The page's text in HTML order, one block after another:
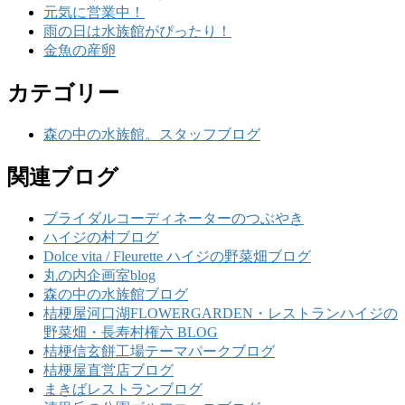
元気に営業中！
雨の日は水族館がぴったり！
金魚の産卵
カテゴリー
森の中の水族館。スタッフブログ
関連ブログ
ブライダルコーディネーターのつぶやき
ハイジの村ブログ
Dolce vita / Fleurette ハイジの野菜畑ブログ
丸の内企画室blog
森の中の水族館ブログ
桔梗屋河口湖FLOWERGARDEN・レストランハイジの
野菜畑・長寿村権六 BLOG
桔梗信玄餅工場テーマパークブログ
桔梗屋直営店ブログ
まきばレストランブログ